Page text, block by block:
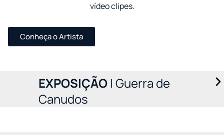
vídeo clipes.
Conheça o Artista
EXPOSIÇÃO I Guerra de
Canudos